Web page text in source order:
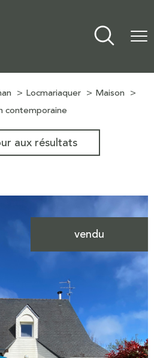
Locmariaquer
Maison
contemporaine
aux résultats
vendu